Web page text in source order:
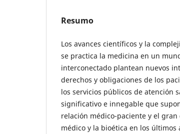
Resumo
Los avances científicos y la
se practica la medicina en un
interconectado plantean nuevos
derechos y obligaciones de los
los servicios públicos de atención
significativo e innegable que
relación médico-paciente y el
médico y la bioética en los